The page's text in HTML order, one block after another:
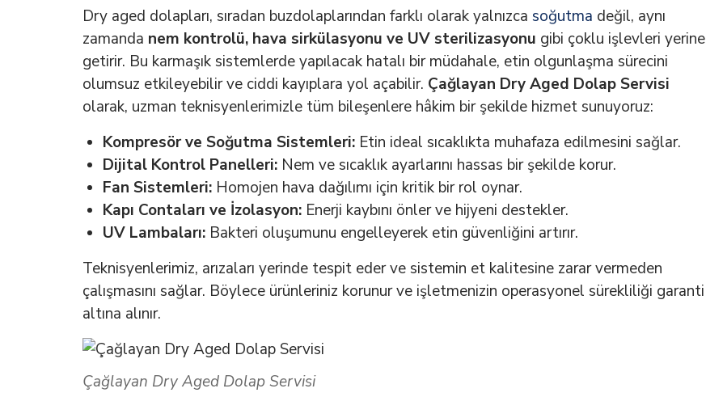
Dry aged dolapları, sıradan buzdolaplarından farklı olarak yalnızca soğutma değil, aynı
zamanda nem kontrolü, hava sirkülasyonu ve UV sterilizasyonu gibi çoklu işlevleri yerine
getirir. Bu karmaşık sistemlerde yapılacak hatalı bir müdahale, etin olgunlaşma sürecini
olumsuz etkileyebilir ve ciddi kayıplara yol açabilir. Çağlayan Dry Aged Dolap Servisi
olarak, uzman teknisyenlerimizle tüm bileşenlere hâkim bir şekilde hizmet sunuyoruz:
Kompresör ve Soğutma Sistemleri: Etin ideal sıcaklıkta muhafaza edilmesini sağlar.
Dijital Kontrol Panelleri: Nem ve sıcaklık ayarlarını hassas bir şekilde korur.
Fan Sistemleri: Homojen hava dağılımı için kritik bir rol oynar.
Kapı Contaları ve İzolasyon: Enerji kaybını önler ve hijyeni destekler.
UV Lambaları: Bakteri oluşumunu engelleyerek etin güvenliğini artırır.
Teknisyenlerimiz, arızaları yerinde tespit eder ve sistemin et kalitesine zarar vermeden
çalışmasını sağlar. Böylece ürünleriniz korunur ve işletmenizin operasyonel sürekliliği garanti
altına alınır.
Çağlayan Dry Aged Dolap Servisi